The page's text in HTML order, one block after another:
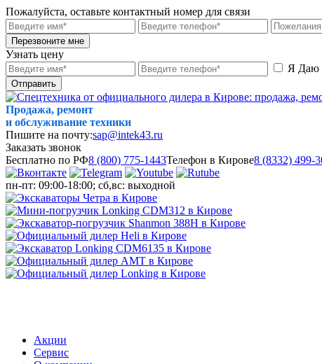
Пожалуйста, оставьте контактный номер для связи
Перезвоните мне
Узнать цену
Я Даю
Отправить
Продажа, ремонт
и обслуживание техники
Пишите на почту:sap@intek43.ru
Заказать звонок
Бесплатно по РФ8 (800) 775-1443Телефон в Кирове8 (8332) 499-
пн-пт: 09:00-18:00; сб,вс: выходной
Акции
Сервис